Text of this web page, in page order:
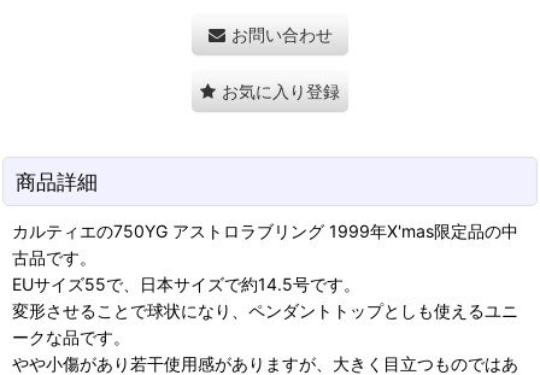
お問い合わせ
お気に入り登録
商品詳細
カルティエの750YG アストロラブリング 1999年X'mas限定品の中
古品です。
EUサイズ55で、日本サイズで約14.5号です。
変形させることで球状になり、ペンダントトップとしも使えるユニ
ークな品です。
やや小傷があり若干使用感がありますが、大きく目立つものではあ